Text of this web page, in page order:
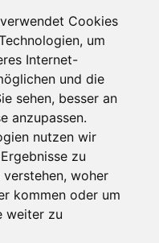
Cookies
um
Internet-
und die
sehen, besser an
anzupassen.
nutzen wir
zu
verstehen, woher
kommen oder um
weiter zu
|© OpenStreetMap contributors